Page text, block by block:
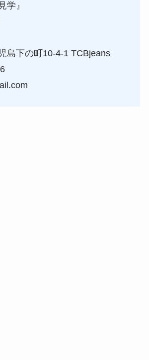
学』
島下の町10-4-1 TCBjeans